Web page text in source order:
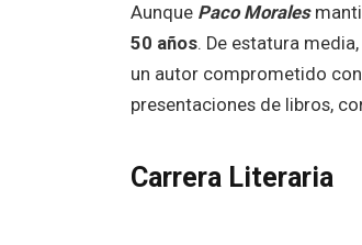
Aunque Paco Morales
50 años. De estatura
un autor comprometido
presentaciones de libros,
Carrera Literaria